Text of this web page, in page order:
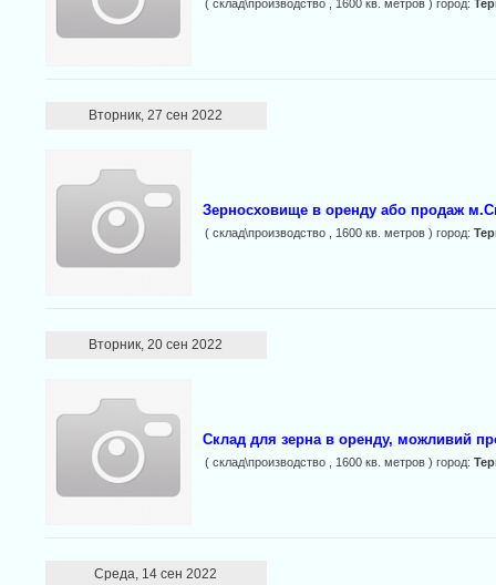
( склад\производство , 1600 кв. метров ) город:
Вторник, 27 сен 2022
Зерносховище в оренду або продаж
( склад\производство , 1600 кв. метров ) город:
Вторник, 20 сен 2022
Склад для зерна в оренду, можливий
( склад\производство , 1600 кв. метров ) город:
Среда, 14 сен 2022